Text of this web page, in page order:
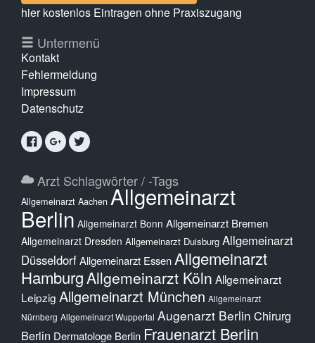
hier kostenlos Eintragen ohne Praxiszugang
Untermenü
Kontakt
Fehlermeldung
Impressum
Datenschutz
Arzt Schlagwörter / -Tags
Allgemeinarzt Aachen Allgemeinarzt
Berlin Allgemeinarzt Bonn Allgemeinarzt Bremen
Allgemeinarzt Dresden Allgemeinarzt Duisburg Allgemeinarzt
DüsseldorfAllgemeinarzt Essen Allgemeinarzt
HamburgAllgemeinarzt Köln Allgemeinarzt
Leipzig Allgemeinarzt München Allgemeinarzt
Nürnberg Allgemeinarzt Wuppertal Augenarzt Berlin Chirurg
Berlin Dermatologe Berlin Frauenarzt Berlin